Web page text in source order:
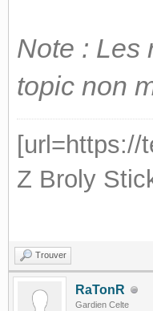
Note : Les
topic non
[url=https://
Z Broly
Trouver
RaTonR
Gardien Celte